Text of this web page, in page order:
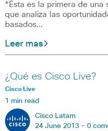
*Ésta es la primera de
que analiza las
basados…
Leer mas
¿Qué es Cisco Live?
Cisco Live
1 min read
Cisco Latam
24 June 2013 - 0